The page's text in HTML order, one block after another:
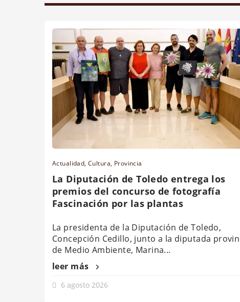
Actualidad,Cultura, Provincia
La Diputación de Toledo entrega los
premios del concurso de fotografía
Fascinación por las plantas
La presidenta de la Diputación de Toledo,
Concepción Cedillo, junto a la diputada
de Medio Ambiente, Marina...
leer más
6 agosto 2026